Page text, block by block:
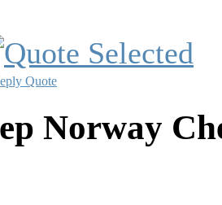
Quote
Norway